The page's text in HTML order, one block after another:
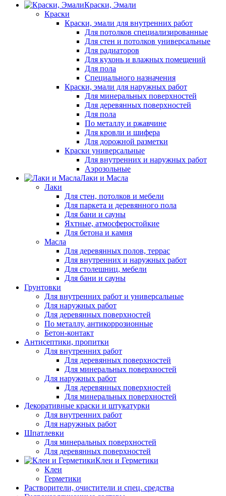
Краски, Эмали
Краски
Краски, эмали для внутренних работ
Для потолков специализированные
Для стен и потолков универсальные
Для радиаторов
Для кухонь и влажных помещений
Для пола
Специального назначения
Краски, эмали для наружных работ
Для минеральных поверхностей
Для деревянных поверхностей
Для пола
По металлу и ржавчине
Для кровли и шифера
Для дорожной разметки
Краски универсальные
Для внутренних и наружных работ
Аэрозольные
Лаки и Масла
Лаки
Для стен, потолков и мебели
Для паркета и деревянного пола
Для бани и сауны
Яхтные, атмосферостойкие
Для бетона и камня
Масла
Для деревянных полов, террас
Для внутренних и наружных работ
Для столешниц, мебели
Для бани и сауны
Грунтовки
Для внутренних работ и универсальные
Для наружных работ
Для деревянных поверхностей
По металлу, антикоррозионные
Бетон-контакт
Антисептики, пропитки
Для внутренних работ
Для деревянных поверхностей
Для минеральных поверхностей
Для наружных работ
Для деревянных поверхностей
Для минеральных поверхностей
Декоративные краски и штукатурки
Для внутренних работ
Для наружных работ
Шпатлевки
Для минеральных поверхностей
Для деревянных поверхностей
Клеи и Герметики
Клеи
Герметики
Растворители, очистители и спец. средства